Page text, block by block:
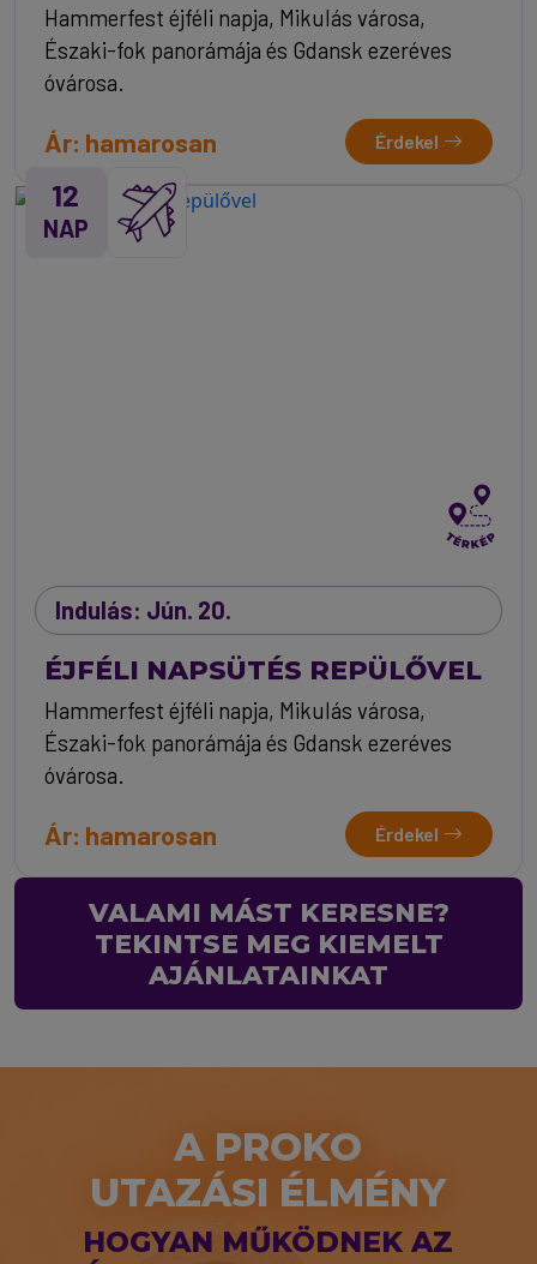
Hammerfest éjféli napja, Mikulás városa,
Északi-fok panorámája és Gdansk ezeréves
óvárosa.
Ár: hamarosan Érdekel
12
NAP
Indulás: Jún. 20.
ÉJFÉLI NAPSÜTÉS REPÜLŐVEL
Hammerfest éjféli napja, Mikulás városa,
Északi-fok panorámája és Gdansk ezeréves
óvárosa.
Ár: hamarosan Érdekel
VALAMI MÁST KERESNE?
TEKINTSE MEG KIEMELT
AJÁNLATAINKAT
A PROKO
UTAZÁSI ÉLMÉNY
HOGYAN MŰKÖDNEK AZ